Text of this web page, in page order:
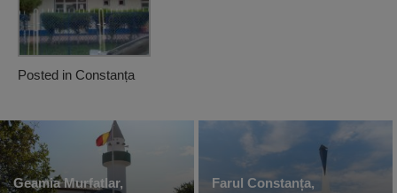
Posted in Constanța
Geamia Murfatlar,
Farul Constanța,